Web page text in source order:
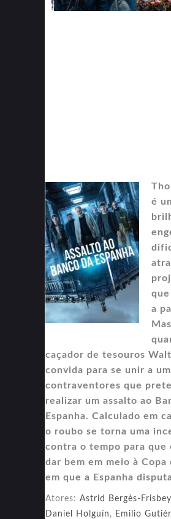
é
que
a
caçador de tesouros
convida para se unir a
contraventores que
realizar um assalto ao
Espanha. Calculado em
o roubo se torna uma
contra o tempo para que
dar bem em meio à Copa
em que a Espanha
Atores: Astrid Bergès-Frisbey
Daniel Holguín , Emilio